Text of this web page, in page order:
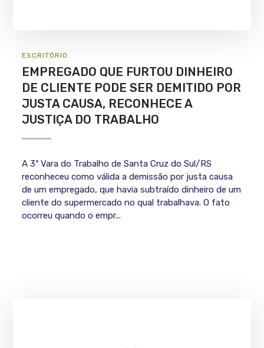
ESCRITÓRIO
EMPREGADO QUE FURTOU DINHEIRO
DE CLIENTE PODE SER DEMITIDO POR
JUSTA CAUSA, RECONHECE A
JUSTIÇA DO TRABALHO
A 3ª Vara do Trabalho de Santa Cruz do Sul/RS
reconheceu como válida a demissão por justa causa
de um empregado, que havia subtraído dinheiro de um
cliente do supermercado no qual trabalhava. O fato
ocorreu quando o empr...